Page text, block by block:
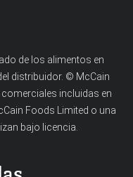
de los alimentos en
distribuidor. © McCain
incluidas en
Foods Limited o una
bajo licencia.